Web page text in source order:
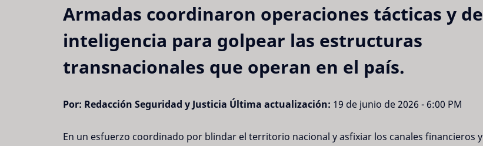
Armadas coordinaron operaciones tácticas y de
inteligencia para golpear las estructuras
transnacionales que operan en el país.
Por: Redacción Seguridad y Justicia Última actualización: 19 de junio de 2026 - 6:00 PM
En un esfuerzo coordinado por blindar el territorio nacional y asfixiar los canales financieros y